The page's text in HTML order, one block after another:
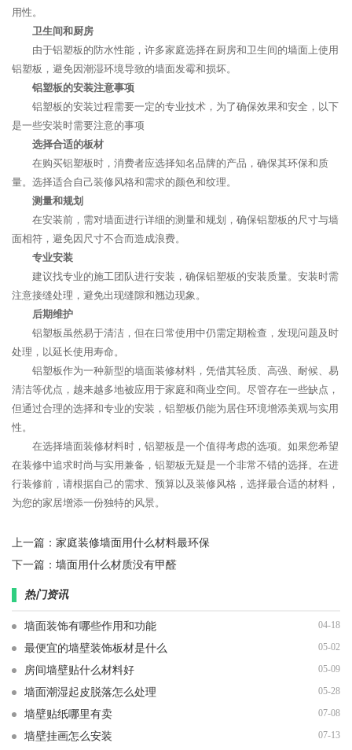
用性。
卫生间和厨房
由于铝塑板的防水性能，许多家庭选择在厨房和卫生间的墙面上使用
铝塑板，避免因潮湿环境导致的墙面发霉和损坏。
铝塑板的安装注意事项
铝塑板的安装过程需要一定的专业技术，为了确保效果和安全，以下
是一些安装时需要注意的事项
选择合适的板材
在购买铝塑板时，消费者应选择知名品牌的产品，确保其环保和质
量。选择适合自己装修风格和需求的颜色和纹理。
测量和规划
在安装前，需对墙面进行详细的测量和规划，确保铝塑板的尺寸与墙
面相符，避免因尺寸不合而造成浪费。
专业安装
建议找专业的施工团队进行安装，确保铝塑板的安装质量。安装时需
注意接缝处理，避免出现缝隙和翘边现象。
后期维护
铝塑板虽然易于清洁，但在日常使用中仍需定期检查，发现问题及时
处理，以延长使用寿命。
铝塑板作为一种新型的墙面装修材料，凭借其轻质、高强、耐候、易
清洁等优点，越来越多地被应用于家庭和商业空间。尽管存在一些缺点，
但通过合理的选择和专业的安装，铝塑板仍能为居住环境增添美观与实用
性。
在选择墙面装修材料时，铝塑板是一个值得考虑的选项。如果您希望
在装修中追求时尚与实用兼备，铝塑板无疑是一个非常不错的选择。在进
行装修前，请根据自己的需求、预算以及装修风格，选择最合适的材料，
为您的家居增添一份独特的风景。
上一篇： 家庭装修墙面用什么材料最环保
下一篇： 墙面用什么材质没有甲醛
热门资讯
墙面装饰有哪些作用和功能 04-18
最便宜的墙壁装饰板材是什么 05-02
房间墙壁贴什么材料好 05-09
墙面潮湿起皮脱落怎么处理 05-28
墙壁贴纸哪里有卖 07-08
墙壁挂画怎么安装 07-13